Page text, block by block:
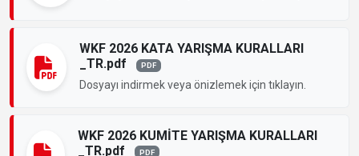
WKF 2026 KATA YARIŞMA KURALLARI
_TR.pdf
PDF
Dosyayı indirmek veya önizlemek için tıklayın.
WKF 2026 KUMİTE YARIŞMA KURALLARI
_TR.pdf
PDF